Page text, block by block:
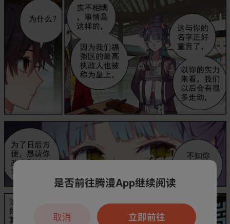
是否前往腾漫App继续阅读
立即前往
取消